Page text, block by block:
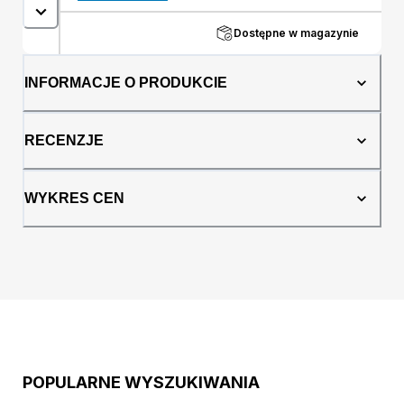
Dostępne w magazynie
INFORMACJE O PRODUKCIE
RECENZJE
WYKRES CEN
POPULARNE WYSZUKIWANIA